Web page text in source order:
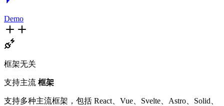
Demo
框架无关
支持主流 框架
支持多种主流框架，包括 React、Vue、Svelte、Astro、Solid、